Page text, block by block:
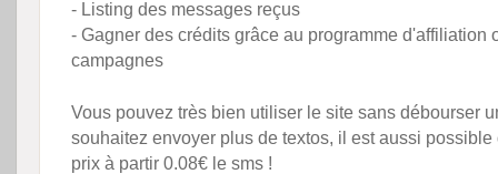
- Listing des messages reçus
- Gagner des crédits grâce au programme d'affiliation
campagnes
Vous pouvez très bien utiliser le site sans débourser
souhaitez envoyer plus de textos, il est aussi possible
prix à partir 0.08€ le sms !